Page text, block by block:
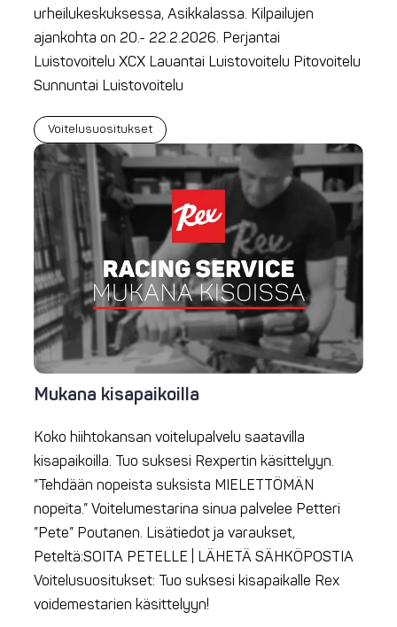
urheilukeskuksessa, Asikkalassa. Kilpailujen
ajankohta on 20.- 22.2.2026. Perjantai
Luistovoitelu XCX Lauantai Luistovoitelu Pitovoitelu
Sunnuntai Luistovoitelu
Voitelusuositukset
Mukana kisapaikoilla
Koko hiihtokansan voitelupalvelu saatavilla
kisapaikoilla. Tuo suksesi Rexpertin käsittelyyn.
”Tehdään nopeista suksista MIELETTÖMÄN
nopeita.” Voitelumestarina sinua palvelee Petteri
”Pete” Poutanen. Lisätiedot ja varaukset,
Peteltä:SOITA PETELLE | LÄHETÄ SÄHKÖPOSTIA
Voitelusuositukset: Tuo suksesi kisapaikalle Rex
voidemestarien käsittelyyn!